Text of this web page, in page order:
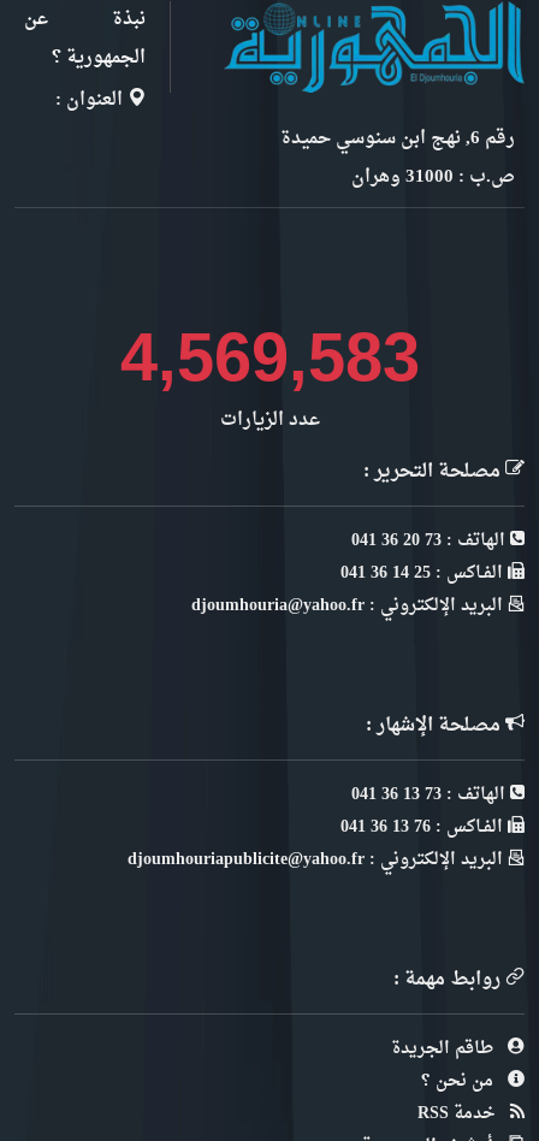
نبذة عن
الجمهورية ؟
العنوان :
رقم 6, نهج ابن سنوسي حميدة
ص.ب : 31000 وهران
4,984,996
عدد الزيارات
مصلحة التحرير :
الهاتف : 73 20 36 041
الفـاكس : 25 14 36 041
البريد الإلكتروني : djoumhouria@yahoo.fr
مصلحة الإشهار :
الهاتف : 73 13 36 041
الفـاكس : 76 13 36 041
البريد الإلكتروني : djoumhouriapublicite@yahoo.fr
روابط مهمة :
طاقم الجريدة
من نحن ؟
خدمة RSS